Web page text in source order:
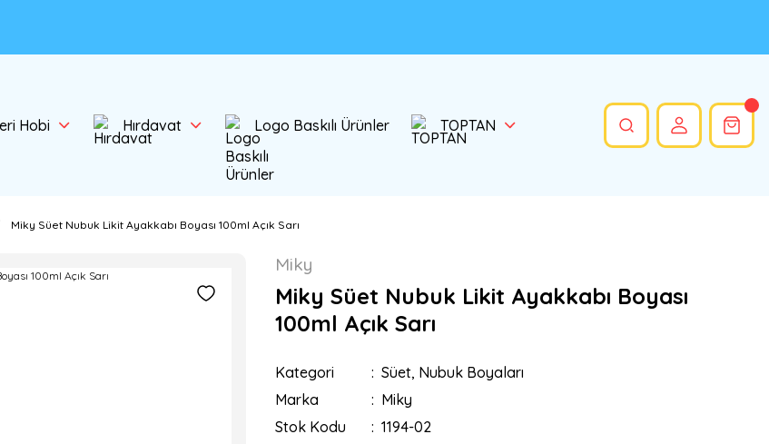
Hobi Hırdavat Logo Baskılı Ürünler TOPTAN
Miky Süet Nubuk Likit Ayakkabı Boyası 100ml Açık Sarı
Miky
Miky Süet Nubuk Likit Ayakkabı Boyası
100ml Açık Sarı
Kategori
Süet, Nubuk Boyaları
Marka
Miky
Stok Kodu
1194-02